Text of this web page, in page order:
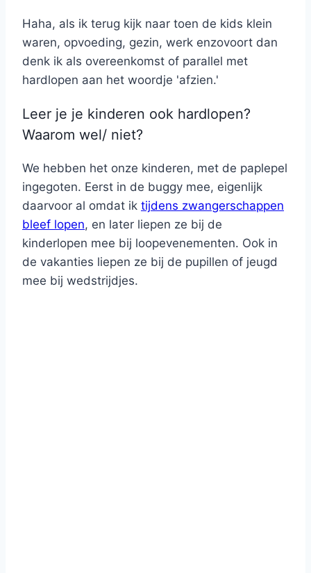
Haha, als ik terug kijk naar toen de kids klein
waren, opvoeding, gezin, werk enzovoort dan
denk ik als overeenkomst of parallel met
hardlopen aan het woordje 'afzien.'
Leer je je kinderen ook hardlopen?
Waarom wel/ niet?
We hebben het onze kinderen, met de paplepel
ingegoten. Eerst in de buggy mee, eigenlijk
daarvoor al omdat ik tijdens zwangerschappen
bleef lopen, en later liepen ze bij de
kinderlopen mee bij loopevenementen. Ook in
de vakanties liepen ze bij de pupillen of jeugd
mee bij wedstrijdjes.